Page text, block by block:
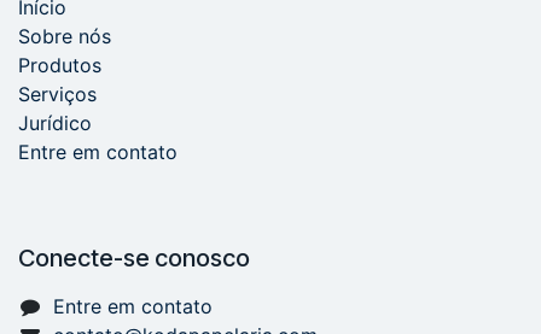
Início
Sobre nós
Produtos
Serviços
Jurídico
Entre em contato
Conecte-se conosco
Entre em contato